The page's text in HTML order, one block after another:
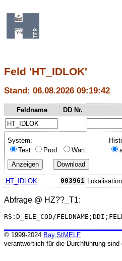
Feld 'HT_IDLOK'
Stand: 06.08.2026 09:19:42
Feldname DD Nr.
System:
Test
Prod. Wart.
HT_IDLOK 003961
Abfrage @ HZ??_T1:
RS:D_ELE_COD/
© 1999-2024 Bay.StMELF
verantwortlich für die Durchführung sind